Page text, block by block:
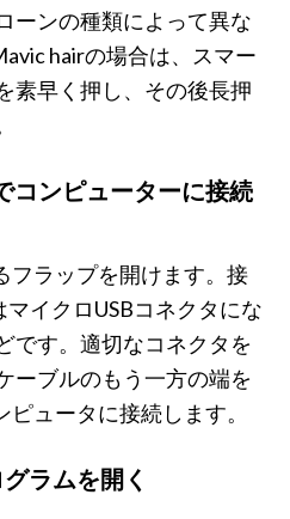
ーンの種類によって異な
hairの場合は、スマー
素早く押し、その後長押
コンピューターに接続
フラップを開けます。接
マイクロUSBコネクタにな
です。適切なコネクタを
ーブルのもう一方の端を
ュータに接続します。
ラムを開く